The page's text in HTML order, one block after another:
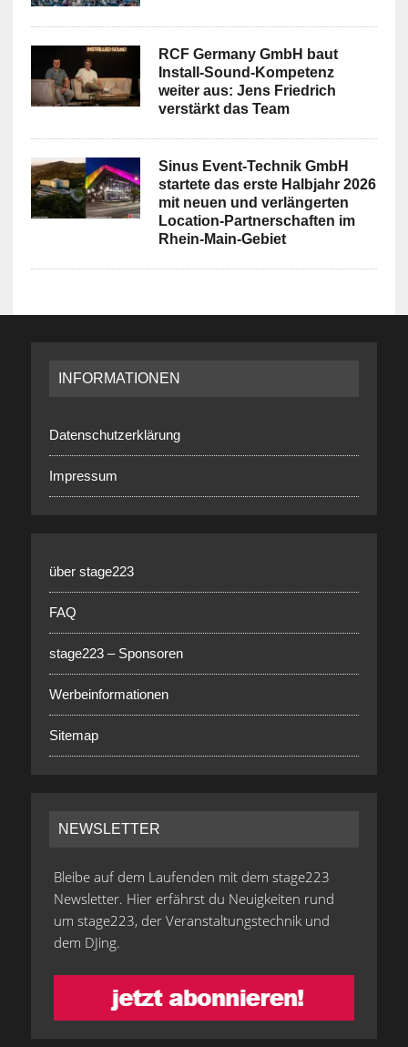
RCF Germany GmbH baut
Install-Sound-Kompetenz
weiter aus: Jens Friedrich
verstärkt das Team
Sinus Event-Technik GmbH
startete das erste Halbjahr 2026
mit neuen und verlängerten
Location-Partnerschaften im
Rhein-Main-Gebiet
INFORMATIONEN
Datenschutzerklärung
Impressum
über stage223
FAQ
stage223 – Sponsoren
Werbeinformationen
Sitemap
NEWSLETTER
Bleibe auf dem Laufenden mit dem stage223
Newsletter. Hier erfährst du Neuigkeiten rund
um stage223, der Veranstaltungstechnik und
dem DJing.